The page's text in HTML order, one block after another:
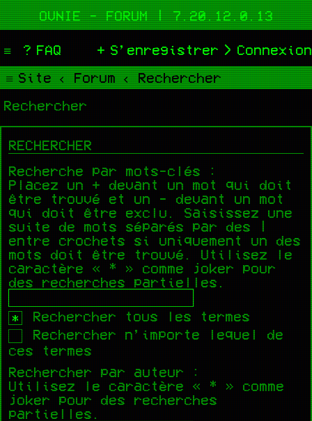
OVNIE - FORUM | 7.20.12.0.13
FAQ Connexion
S’enregistrer
Site Forum Rechercher
Rechercher
RECHERCHER
Recherche par mots-clés :
Placez un + devant un mot qui doit
être trouvé et un
-
devant un mot
qui doit être exclu. Saisissez une
suite de mots séparés par des
|
entre crochets si uniquement un des
mots doit être trouvé. Utilisez le
caractère « * » comme joker pour
des recherches partielles.
Rechercher tous les termes
Rechercher n’importe lequel de
ces termes
Rechercher par auteur :
Utilisez le caractère « * » comme
joker pour des recherches
partielles.